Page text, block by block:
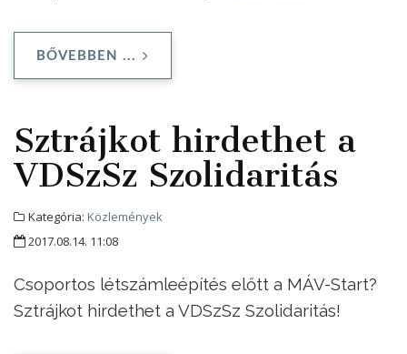
BŐVEBBEN ...
Sztrájkot hirdethet a
VDSzSz Szolidaritás
Kategória: Közlemények
2017.08.14. 11:08
Csoportos létszámleépítés előtt a MÁV-Start?
Sztrájkot hirdethet a VDSzSz Szolidaritás!